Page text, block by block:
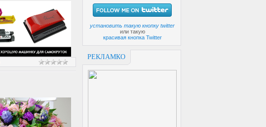
установить такую кнопку twitter
или такую
красивая кнопка Twitter
РЕКЛАМКО